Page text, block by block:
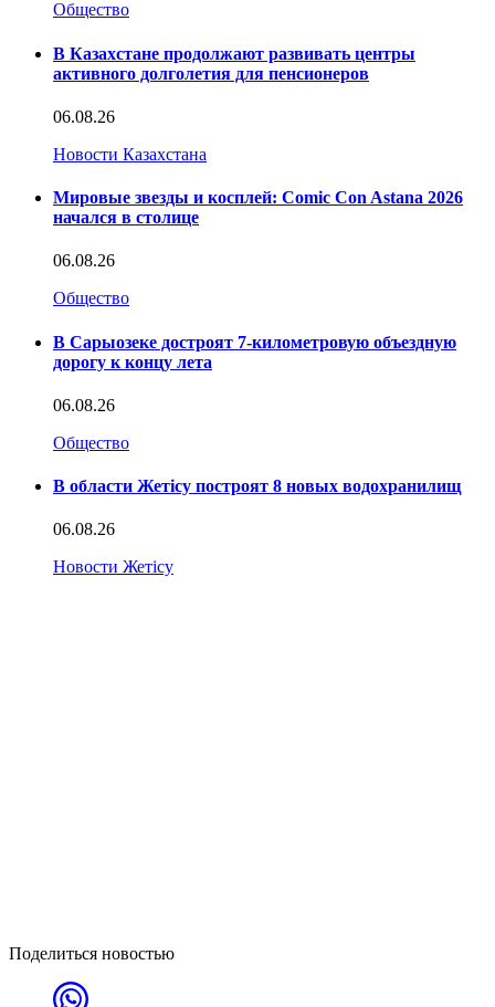
Общество
В Казахстане продолжают развивать центры
активного долголетия для пенсионеров
06.08.26
Новости Казахстана
Мировые звезды и косплей: Comic Con Astana 2026
начался в столице
06.08.26
Общество
В Сарыозеке достроят 7-километровую объездную
дорогу к концу лета
06.08.26
Общество
В области Жетісу построят 8 новых водохранилищ
06.08.26
Новости Жетісу
Поделиться новостью